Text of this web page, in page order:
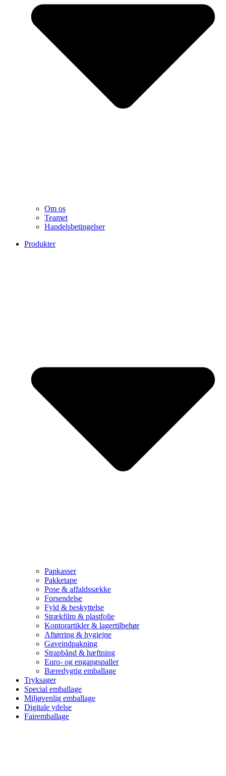
Om os
Teamet
Handelsbetingelser
Produkter
Papkasser
Pakketape
Pose & affaldssække
Forsendelse
Fyld & beskyttelse
Strækfilm & plastfolie
Kontorartikler & lagertilbehør
Aftørring & hygiejne
Gaveindpakning
Strapbånd & hæftning
Euro- og engangspaller
Bæredygtig emballage
Tryksager
Special emballage
Miljøvenlig emballage
Digitale ydelse
Fairemballage